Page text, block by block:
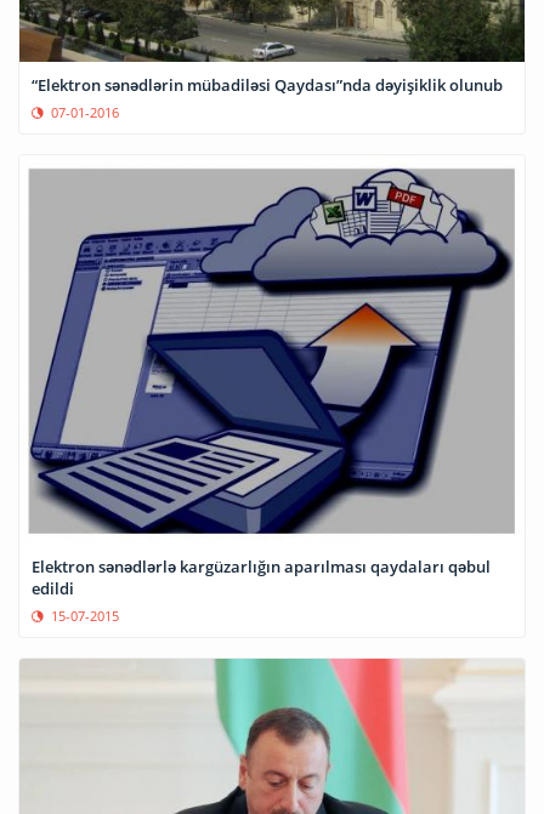
“Elektron sənədlərin mübadiləsi Qaydası”nda dəyişiklik olunub
07-01-2016
Elektron sənədlərlə kargüzarlığın aparılması qaydaları qəbul
edildi
15-07-2015